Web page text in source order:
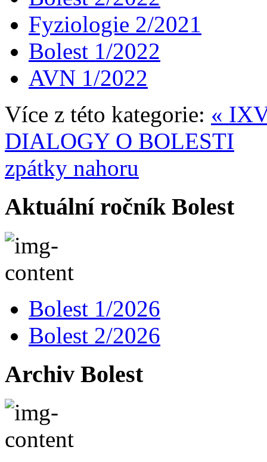
Fyziologie 2/2021
Bolest 1/2022
AVN 1/2022
Více z této kategorie: «
DIALOGY O BOLESTI
zpátky nahoru
Aktuální ročník Bolest
Bolest 1/2026
Bolest 2/2026
Archiv Bolest